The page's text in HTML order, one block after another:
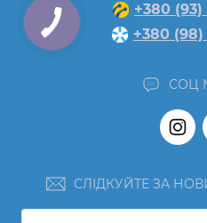
+380
+380
СОЦ
СЛІДКУЙТЕ ЗА